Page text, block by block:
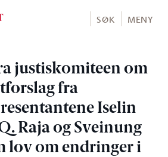
SØK MENY
justiskomiteen om
fra
Iselin
Raja og Sveinung
lov om endringer i